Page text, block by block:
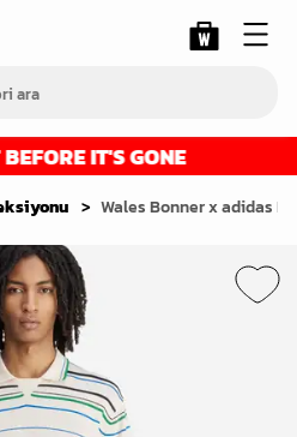
IT'S GONE
Wales Bonner x adidas